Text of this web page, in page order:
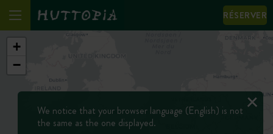
RÉSERVER
+
−
We notice that your browser language (English) is not
the same as the one displayed.